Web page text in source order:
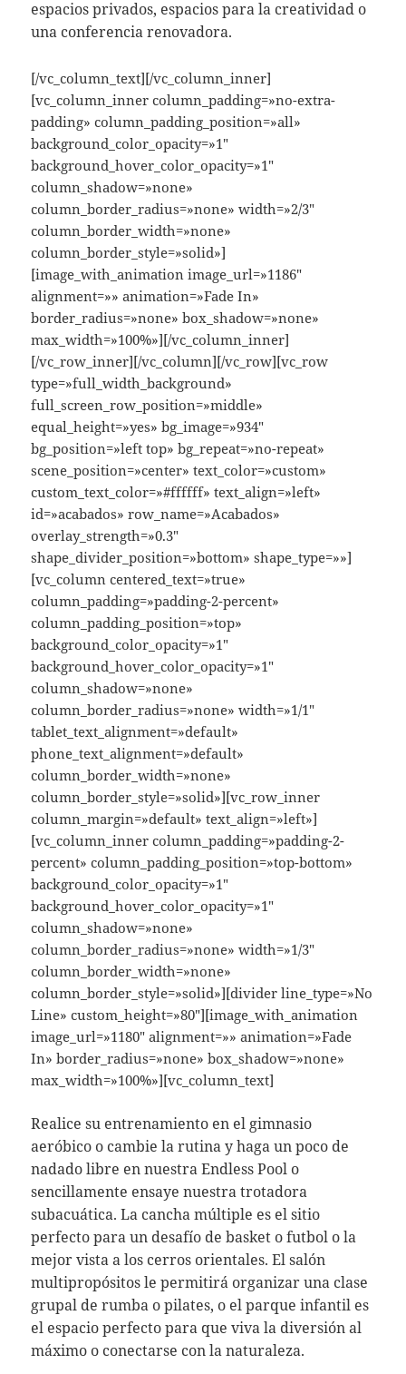
espacios privados, espacios para la creatividad o
una conferencia renovadora.
[/vc_column_text][/vc_column_inner]
[vc_column_inner column_padding=»no-extra-
padding» column_padding_position=»all»
background_color_opacity=»1″
background_hover_color_opacity=»1″
column_shadow=»none»
column_border_radius=»none» width=»2/3″
column_border_width=»none»
column_border_style=»solid»]
[image_with_animation image_url=»1186″
alignment=»» animation=»Fade In»
border_radius=»none» box_shadow=»none»
max_width=»100%»][/vc_column_inner]
[/vc_row_inner][/vc_column][/vc_row][vc_row
type=»full_width_background»
full_screen_row_position=»middle»
equal_height=»yes» bg_image=»934″
bg_position=»left top» bg_repeat=»no-repeat»
scene_position=»center» text_color=»custom»
custom_text_color=»#ffffff» text_align=»left»
id=»acabados» row_name=»Acabados»
overlay_strength=»0.3″
shape_divider_position=»bottom» shape_type=»»]
[vc_column centered_text=»true»
column_padding=»padding-2-percent»
column_padding_position=»top»
background_color_opacity=»1″
background_hover_color_opacity=»1″
column_shadow=»none»
column_border_radius=»none» width=»1/1″
tablet_text_alignment=»default»
phone_text_alignment=»default»
column_border_width=»none»
column_border_style=»solid»][vc_row_inner
column_margin=»default» text_align=»left»]
[vc_column_inner column_padding=»padding-2-
percent» column_padding_position=»top-bottom»
background_color_opacity=»1″
background_hover_color_opacity=»1″
column_shadow=»none»
column_border_radius=»none» width=»1/3″
column_border_width=»none»
column_border_style=»solid»][divider line_type=»No
Line» custom_height=»80″][image_with_animation
image_url=»1180″ alignment=»» animation=»Fade
In» border_radius=»none» box_shadow=»none»
max_width=»100%»][vc_column_text]
Realice su entrenamiento en el gimnasio
aeróbico o cambie la rutina y haga un poco de
nadado libre en nuestra Endless Pool o
sencillamente ensaye nuestra trotadora
subacuática. La cancha múltiple es el sitio
perfecto para un desafío de basket o futbol o la
mejor vista a los cerros orientales. El salón
multipropósitos le permitirá organizar una clase
grupal de rumba o pilates, o el parque infantil es
el espacio perfecto para que viva la diversión al
máximo o conectarse con la naturaleza.